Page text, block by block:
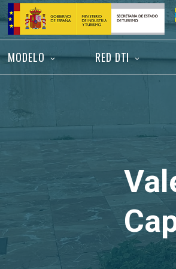
Saltar
al
contenido
Inicio
MODELO RED DTI